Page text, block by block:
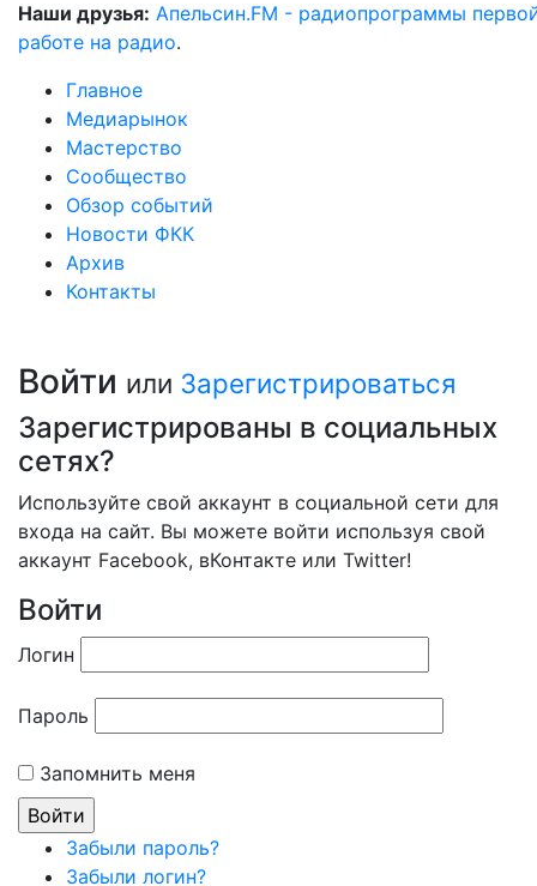
Наши друзья: Апельсин.FM - радиопрограммы
работе на радио.
Главное
Медиарынок
Мастерство
Сообщество
Обзор событий
Новости ФКК
Архив
Контакты
Войти или Зарегистрироваться
Зарегистрированы в социальных
сетях?
Используйте свой аккаунт в социальной сети для
входа на сайт. Вы можете войти используя свой
аккаунт Facebook, вКонтакте или Twitter!
Войти
Логин
Пароль
Запомнить меня
Забыли пароль?
Забыли логин?